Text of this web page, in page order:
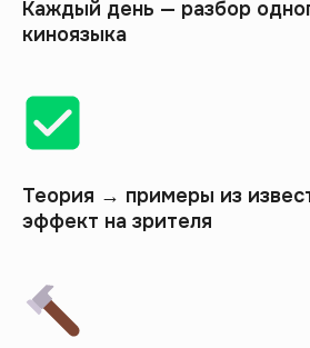
Каждый день — разбор
киноязыка
Теория → примеры из
эффект на зрителя
Хочешь попробовать